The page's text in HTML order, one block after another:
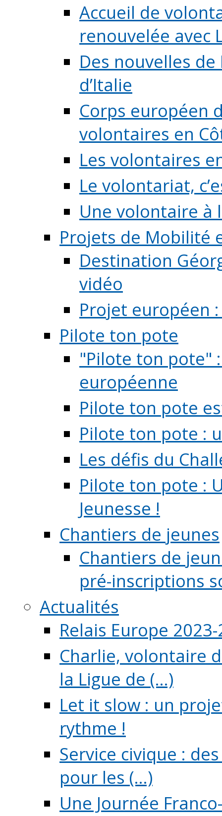
Accueil de
renouvelée avec
Des nouvelles
d’Italie
Corps européen
volontaires en
Les volontaires
Le volontariat,
Une volontaire à
Projets de Mobilité
Destination
vidéo
Projet européen
Pilote ton pote
"Pilote ton pote"
européenne
Pilote ton pote
Pilote ton pote :
Les défis du
Pilote ton pote :
Jeunesse !
Chantiers de jeunes
Chantiers de
pré-inscriptions
Actualités
Relais Europe
Charlie, volontaire
la Ligue de (...)
Let it slow : un
rythme !
Service civique :
pour les (...)
Une Journée